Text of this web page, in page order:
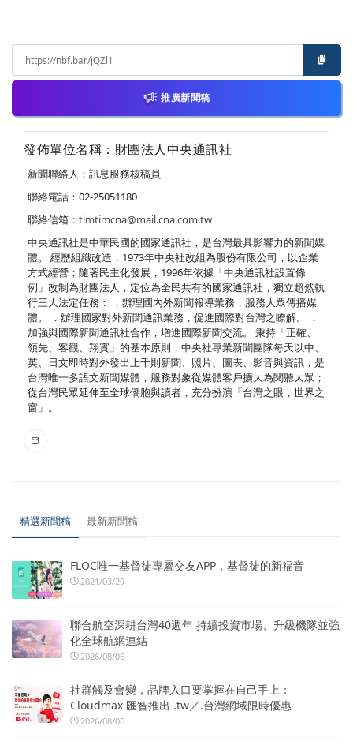
推廣新聞稿
發佈單位名稱：財團法人中央通訊社
新聞聯絡人：訊息服務核稿員
聯絡電話：02-25051180
聯絡信箱： timtimcna@mail.cna.com.tw
中央通訊社是中華民國的國家通訊社，是台灣最具影響力的新聞媒
體。 經歷組織改造，1973年中央社改組為股份有限公司，以企業
方式經營；隨著民主化發展，1996年依據「中央通訊社設置條
例」改制為財團法人，定位為全民共有的國家通訊社，獨立超然執
行三大法定任務： ．辦理國內外新聞報導業務，服務大眾傳播媒
體。 ．辦理國家對外新聞通訊業務，促進國際對台灣之瞭解。 ．
加強與國際新聞通訊社合作，增進國際新聞交流。 秉持「正確、
領先、客觀、翔實」的基本原則，中央社專業新聞團隊每天以中、
英、日文即時對外發出上千則新聞、照片、圖表、影音與資訊，是
台灣唯一多語文新聞媒體，服務對象從媒體客戶擴大為閱聽大眾；
從台灣民眾延伸至全球僑胞與讀者，充分扮演「台灣之眼，世界之
窗」。
精選新聞稿 最新新聞稿
FLOC唯一基督徒專屬交友APP，基督徒的新福音
2021/03/29
聯合航空深耕台灣40週年 持續投資市場、升級機隊並強
化全球航網連結
2026/08/06
社群觸及會變，品牌入口要掌握在自己手上：
Cloudmax 匯智推出 .tw／.台灣網域限時優惠
2026/08/06